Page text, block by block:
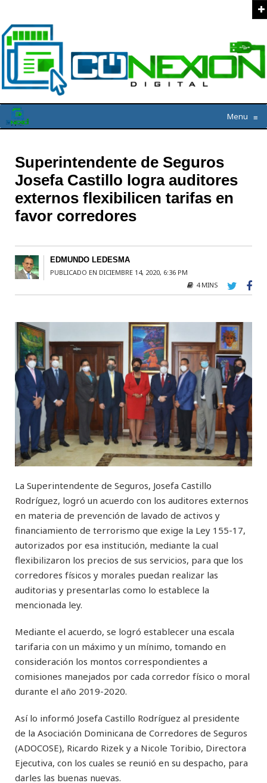
Menu ≡
Superintendente de Seguros
Josefa Castillo logra auditores
externos flexibilicen tarifas en
favor corredores
EDMUNDO LEDESMA
PUBLICADO EN DICIEMBRE 14, 2020, 6:36 PM
4 MINS
La Superintendente de Seguros, Josefa Castillo
Rodríguez, logró un acuerdo con los auditores externos
en materia de prevención de lavado de activos y
financiamiento de terrorismo que exige la Ley 155-17,
autorizados por esa institución, mediante la cual
flexibilizaron los precios de sus servicios, para que los
corredores físicos y morales puedan realizar las
auditorias y presentarlas como lo establece la
mencionada ley.
Mediante el acuerdo, se logró establecer una escala
tarifaria con un máximo y un mínimo, tomando en
consideración los montos correspondientes a
comisiones manejados por cada corredor físico o moral
durante el año 2019-2020.
Así lo informó Josefa Castillo Rodríguez al presidente
de la Asociación Dominicana de Corredores de Seguros
(ADOCOSE), Ricardo Rizek y a Nicole Toribio, Directora
Ejecutiva, con los cuales se reunió en su despacho, para
darles las buenas nuevas.